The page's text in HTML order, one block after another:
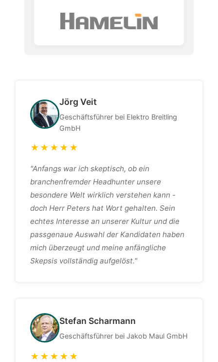
Jörg Veit
Geschäftsführer bei Elektro Breitling
GmbH
★★★★★
"Anfangs war ich skeptisch, ob ein
branchenfremder Headhunter unsere
besondere Welt wirklich verstehen kann -
doch Herr Peters hat Wort gehalten. Sein
echtes Interesse an unserer Kultur und die
passgenaue Auswahl der Kandidaten haben
mich überzeugt und meine anfängliche
Skepsis vollständig aufgelöst."
Stefan Scharmann
Geschäftsführer bei Jakob Maul GmbH
★★★★★